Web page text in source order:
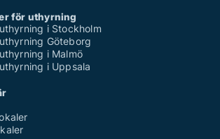
för uthyrning
i Stockholm
Göteborg
i Malmö
i Uppsala